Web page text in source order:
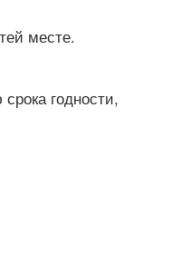
месте.
годности,